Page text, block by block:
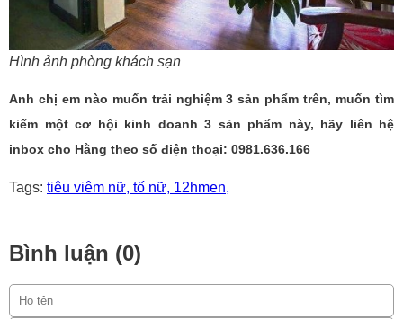
Hình ảnh phòng khách sạn
Anh chị em nào muốn trải nghiệm 3 sản phẩm trên, muốn tìm
kiếm một cơ hội kinh doanh 3 sản phẩm này, hãy liên hệ
inbox cho Hằng theo số điện thoại: 0981.636.166
Tags: tiêu viêm nữ, tố nữ, 12hmen,
Bình luận (0)